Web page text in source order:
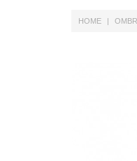
HOME